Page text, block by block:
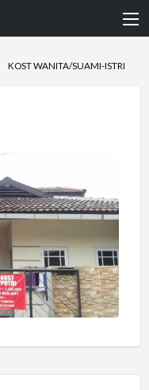
KOST WANITA/SUAMI-ISTRI